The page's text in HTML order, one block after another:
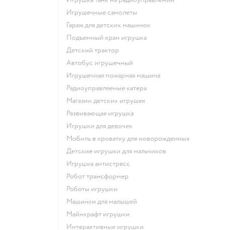
Игрушечные самолеты
Гараж для детских машинок
Подъемный кран игрушка
Детский трактор
Автобус игрушечный
Игрушечная пожарная машина
Радиоуправляемые катера
Магазин детских игрушек
Развивающая игрушка
Игрушки для девочек
Мобиль в кроватку для новорожденных
Детские игрушки для мальчиков
Игрушка антистресс
Робот трансформер
Роботы игрушки
Машинки для малышей
Майнкрафт игрушки
Интерактивные игрушки